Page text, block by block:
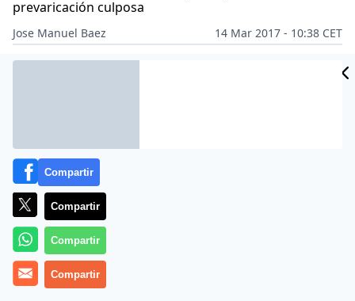
prevaricación culposa
Jose Manuel Baez
14 Mar 2017 - 10:38 CET
Archivado en: ARTUR MAS
Compartir
Compartir
Compartir
Compartir